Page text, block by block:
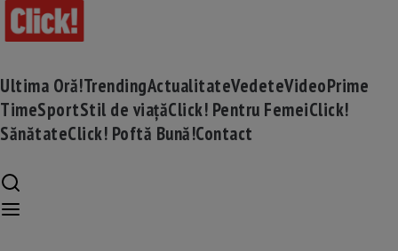
Ultima Oră!TrendingActualitateVedeteVideoPrime
TimeSportStil de viațăClick! Pentru FemeiClick!
SănătateClick! Poftă Bună!Contact